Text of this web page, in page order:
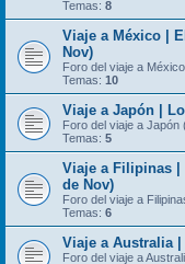
Temas: 8
Viaje a México |
Nov)
Foro del viaje a
Temas: 10
Viaje a Japón |
Foro del viaje a
Temas: 5
Viaje a Filipinas |
de Nov)
Foro del viaje a
Temas: 6
Viaje a Australia
Foro del viaje a